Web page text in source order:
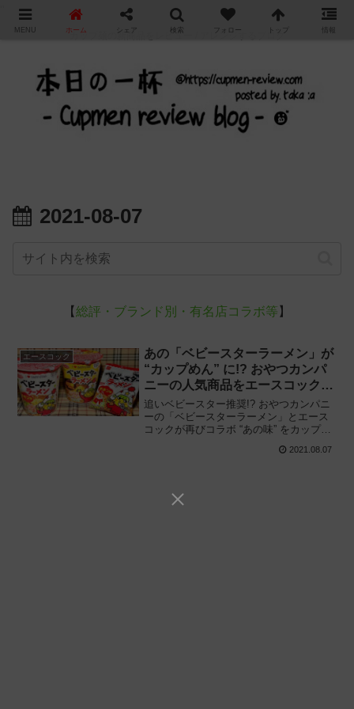
カップ麺の新商品をレビュー / アレンジするブログ
2021-08-07
【総評・ブランド別・有名店コラボ等 】
エースコック
あの「ベビースターラーメン」が
“カップめん” に!? おやつカンパ
ニーの人気商品をエースコックが
再現!!
追いベビースター推奨!? おやつカンパニ
ーの「ベビースターラーメン」とエース
コックが再びコラボ “あの味” をカップラ
ップめん チキン味 / ピリ辛チキン味」を
2021.08.07
MENU ホーム シェア 検索 フォロー トップ 情報